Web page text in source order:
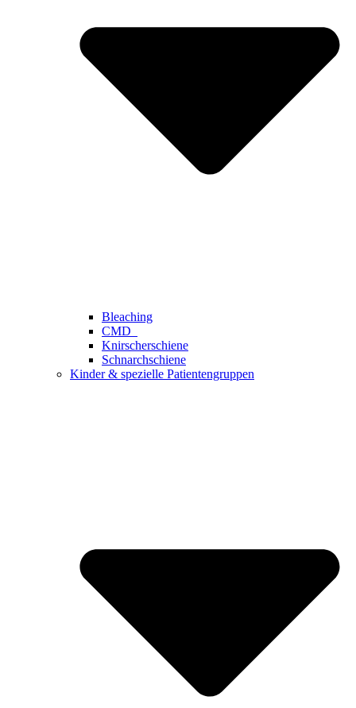
Bleaching
CMD
Knirscherschiene
Schnarchschiene
Kinder & spezielle Patientengruppen